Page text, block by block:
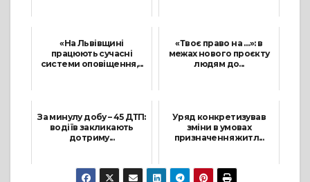
«На Львівщині
працюють сучасні
системи оповіщення,...
«Твоє право на …»: в
межах нового проєкту
людям до...
За минулу добу – 45 ДТП:
водіїв закликають
дотриму...
24 Травня, 2021
Уряд конкретизував
зміни в умовах
призначення житл...
19 Травня, 2021